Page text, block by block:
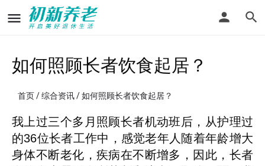
如何照顾长者饮食起居？
首页/综合资讯/ 如何照顾长者饮食起居？
我上过三个多月照顾长者机动班后，从护理过
的36位长者工作中，感觉老年人随着年龄增大
身体不断老化，疾病在不断增多，因此，长者